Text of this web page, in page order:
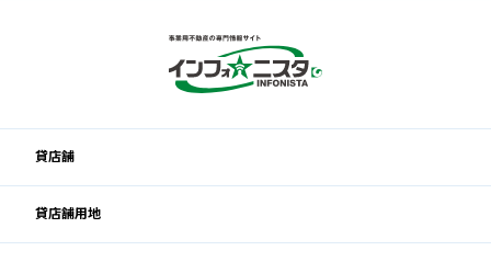
貸店舗
貸店舗用地